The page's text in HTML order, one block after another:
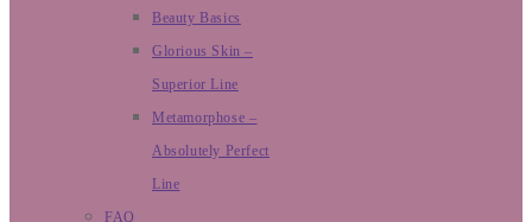
Beauty Basics
Glorious Skin –
Superior Line
Metamorphose –
Absolutely Perfect
Line
FAQ